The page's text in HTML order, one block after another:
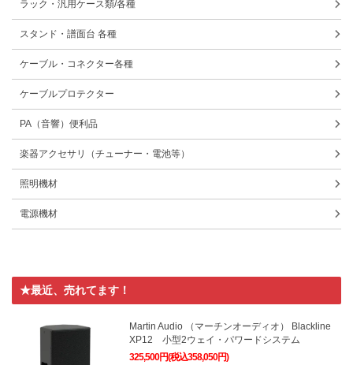
ラック・汎用ケース類/各種
スタンド・譜面台 各種
ケーブル・コネクター各種
ケーブルプロテクター
PA（音響）便利品
楽器アクセサリ（チューナー・電池等）
照明機材
電源機材
★最近、売れてます！
Martin Audio （マーチンオーディオ） Blackline
XP12 小型2ウェイ・パワードシステム
325,500円(税込358,050円)